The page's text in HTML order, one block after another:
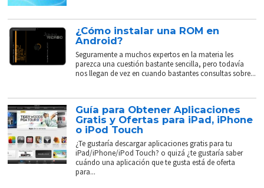
¿Cómo instalar una ROM en
Android?
Seguramente a muchos expertos en la materia les
parezca una cuestión bastante sencilla, pero todavía
nos llegan de vez en cuando bastantes consultas sobre...
Guía para Obtener Aplicaciones
Gratis y Ofertas para iPad, iPhone
o iPod Touch
¿Te gustaría descargar aplicaciones gratis para tu
iPad/iPhone/iPod Touch? o quizá ¿te gustaría saber
cuándo una aplicación que te gusta está de oferta
para...